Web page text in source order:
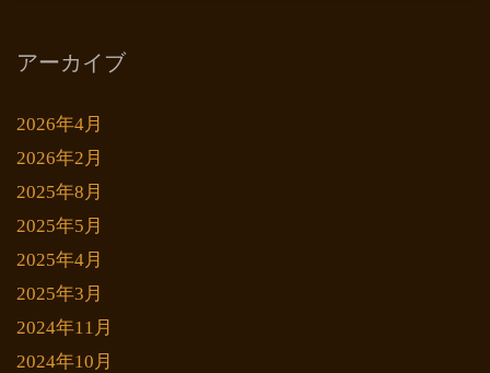
アーカイブ
2026年4月
2026年2月
2025年8月
2025年5月
2025年4月
2025年3月
2024年11月
2024年10月